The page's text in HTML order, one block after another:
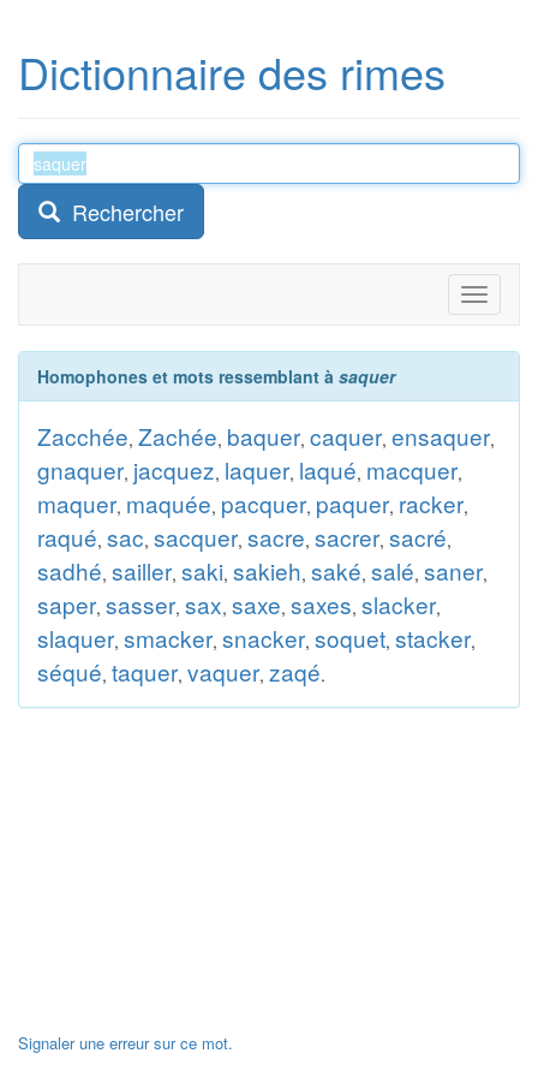
Dictionnaire des rimes
Rechercher
Toggle
Homophones et mots ressemblant à saquer
Zacchée, Zachée, baquer, caquer, ensaquer,
gnaquer, jacquez, laquer, laqué, macquer,
maquer, maquée, pacquer, paquer, racker,
raqué, sac, sacquer, sacre, sacrer, sacré,
sadhé, sailler, saki, sakieh, saké, salé, saner,
saper, sasser, sax, saxe, saxes, slacker,
slaquer, smacker, snacker, soquet, stacker,
séqué, taquer, vaquer, zaqé.
Signaler une erreur sur ce mot.